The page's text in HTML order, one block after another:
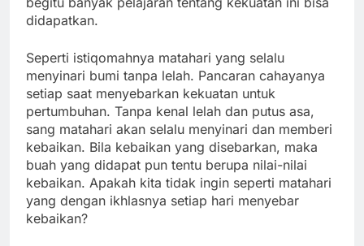
didapatkan.
Seperti istiqomahnya matahari yang selalu
menyinari bumi tanpa lelah. Pancaran cahayanya
setiap saat menyebarkan kekuatan untuk
pertumbuhan. Tanpa kenal lelah dan putus asa,
sang matahari akan selalu menyinari dan memberi
kebaikan. Bila kebaikan yang disebarkan, maka
buah yang didapat pun tentu berupa nilai-nilai
kebaikan. Apakah kita tidak ingin seperti matahari
yang dengan ikhlasnya setiap hari menyebar
kebaikan?